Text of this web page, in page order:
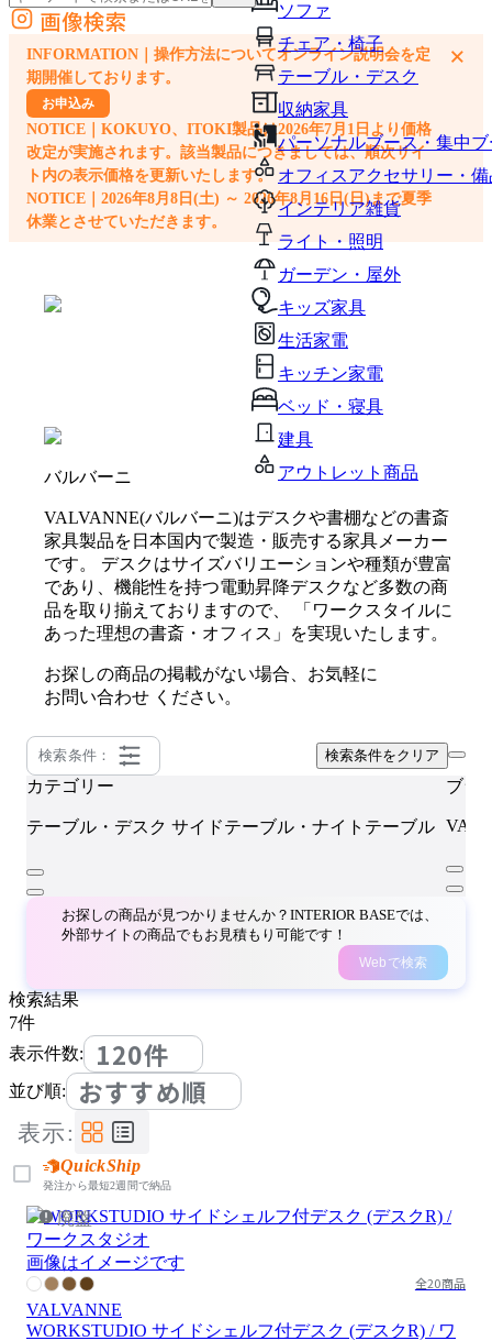
ソファ
チェア・椅子
テーブル・デスク
収納家具
パーソナルブース・集中
オフィスアクセサリー・備
インテリア雑貨
ライト・照明
ガーデン・屋外
キッズ家具
生活家電
キッチン家電
ベッド・寝具
建具
アウトレット商品
外部サイトの商品をカートに追加
他のサイトで見つけた商品ページのURLを貼り付けて、カートに追加できます
画像検索
INFORMATION｜操作方法についてオンライン説明会を定
期開催しております。
お申込み
NOTICE｜KOKUYO、ITOKI製品は2026年7月1日より価格
改定が実施されます。該当製品につきましては、順次サイ
ト内の表示価格を更新いたします。
NOTICE｜2026年8月8日(土) ～ 2026年8月16日(日)まで夏季
休業とさせていただきます。
×
バルバーニ
VALVANNE(バルバーニ)はデスクや書棚などの書斎
家具製品を日本国内で製造・販売する家具メーカー
です。 デスクはサイズバリエーションや種類が豊富
であり、機能性を持つ電動昇降デスクなど多数の商
品を取り揃えておりますので、 「ワークスタイルに
あった理想の書斎・オフィス」を実現いたします。
お探しの商品の掲載がない場合、お気軽に
お問い合わせ ください。
検索条件： 検索条件をクリア
カテゴリー
テーブル・デスク サイドテーブル・ナイトテーブル
ブラ
お探しの商品が見つかりませんか？INTERIOR BASEでは、
外部サイトの商品でもお見積もり可能です！
Webで検索
検索結果
7件
表示件数:
120件
並び順: おすすめ順
表示:
QuickShip
発注から最短2週間で納品
廃盤
画像はイメージです
全20商品
VALVANNE
WORKSTUDIO サイドシェルフ付デスク (デスクR) / ワ